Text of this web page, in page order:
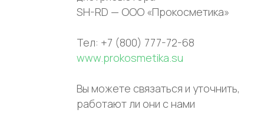
SH-RD — ООО «Прокосметика»
Тел: +7 (800) 777-72-68
www.prokosmetika.su
Вы можете связаться и уточнить,
работают ли они с нами